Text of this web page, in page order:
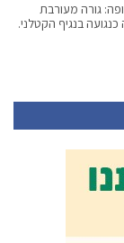
גורה מעורבת
בנגיף הקטלני.